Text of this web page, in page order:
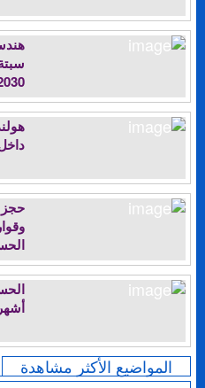
المواضيع الأكثر مشاهدة